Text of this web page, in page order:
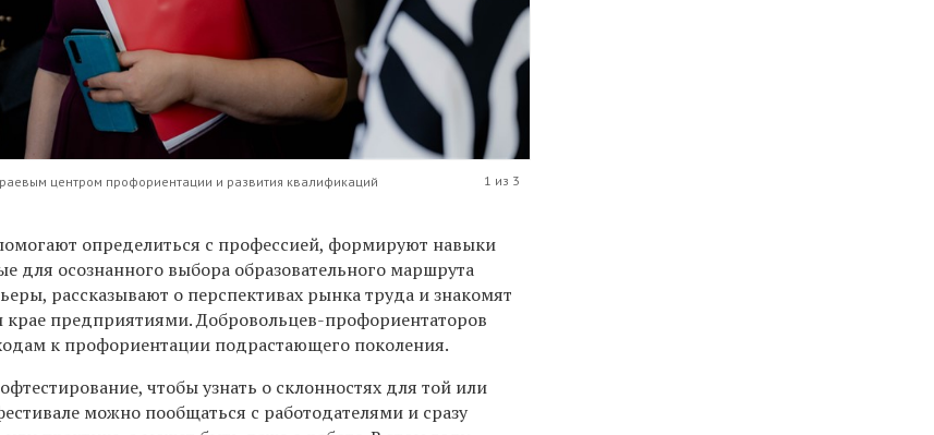
центром профориентации и развития квалификаций 1 из 3
определиться с профессией, формируют навыки
для осознанного выбора образовательного маршрута
рассказывают о перспективах рынка труда и знакомят
предприятиями. Добровольцев-профориентаторов
к профориентации подрастающего поколения.
чтобы узнать о склонностях для той или
можно пообщаться с работодателями и сразу